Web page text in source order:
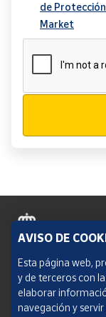
de
Market
Política de cookies
Aviso legal
AVISO DE
Esta página web,
y de terceros con
elaborar
navegación y